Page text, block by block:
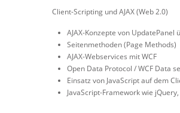
Client-Scripting und AJAX (Web 2.0)
AJAX-Konzepte von UpdatePanel
Seitenmethoden (Page Methods)
AJAX-Webservices mit WCF
Open Data Protocol / WCF Data
Einsatz von JavaScript auf dem
JavaScript-Framework wie